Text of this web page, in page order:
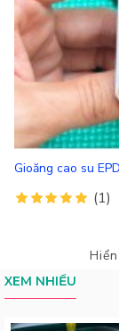
Gioăng cao su
(1)
XEM NHIỀU